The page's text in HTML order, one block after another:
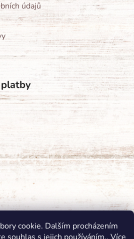
cookie. Dalším procházením
údajů